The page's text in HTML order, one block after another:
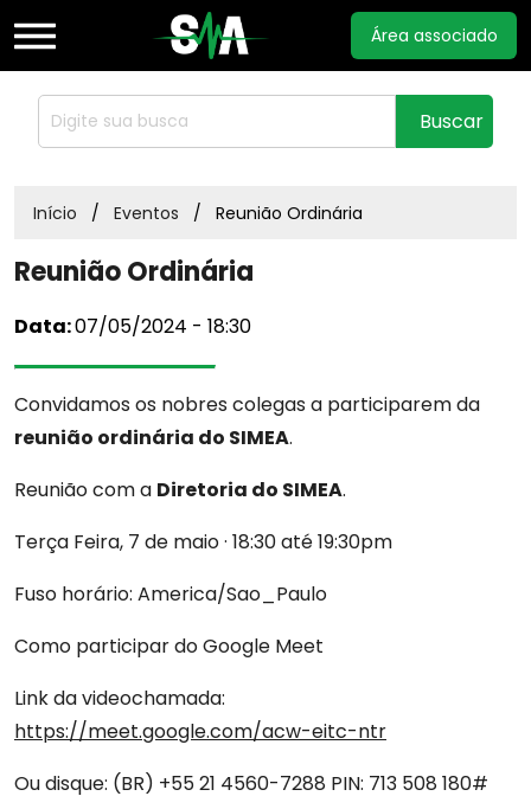
Notícias
Acordos
Ofícios
Área associado
Buscar
Início Eventos Reunião Ordinária
Reunião Ordinária
Data:07/05/2024 - 18:30
Convidamos os nobres colegas a participarem da
reunião ordinária do SIMEA.
Reunião com a Diretoria do SIMEA.
Terça Feira, 7 de maio · 18:30 até 19:30pm
Fuso horário: America/Sao_Paulo
Como participar do Google Meet
Link da videochamada:
https://meet.google.com/acw-eitc-ntr
Ou disque: ‪(BR) +55 21 4560-7288‬ PIN: ‪713 508 180‬#